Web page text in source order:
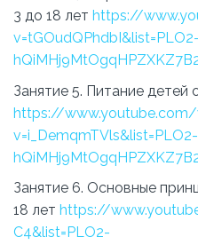
3 до 18 лет https://
v=tGOudQPhdbI&list=PLO2-
Занятие 5. Питание детей
https://
v=i_DemqmTVls&list=PLO2-
Занятие 6. Основные
18 лет https://
C4&list=PLO2-